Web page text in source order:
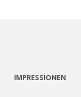
IMPRESSIONEN